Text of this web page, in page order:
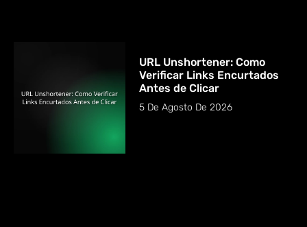
URL Unshortener: Como
Verificar Links Encurtados
Antes de Clicar
5 De Agosto De 2026